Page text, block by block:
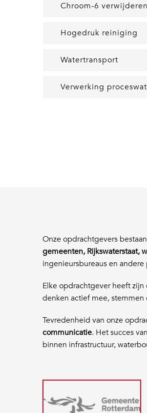
Chroom-6 verwijderen
Hogedruk reiniging
Watertransport
Verwerking
Onze opdrachtgevers
gemeenten, Rijkswaterstaat,
ingenieursbureaus en
Elke opdrachtgever heeft
denken actief mee,
Tevredenheid van onze
communicatie. Het succes
binnen infrastructuur,